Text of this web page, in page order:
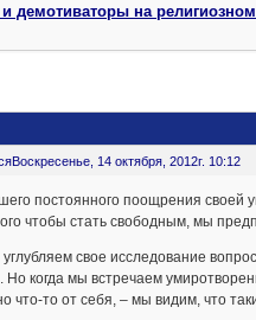
демотиваторы на
Воскресенье, 14 октября, 2012г. 10:12
постоянного поощрения своей
чтобы стать свободным, мы
углубляем свое исследование
Но когда мы встречаем
что-то от себя, – мы видим, что